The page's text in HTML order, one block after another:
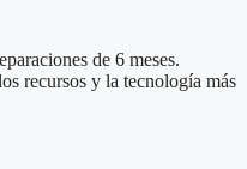
de 6 meses.
recursos y la tecnología más